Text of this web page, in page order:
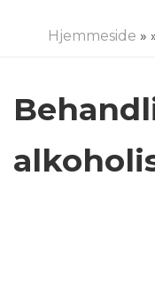
Hjemmeside »